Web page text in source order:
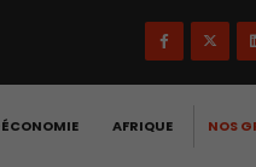
AFRIQUE NOS